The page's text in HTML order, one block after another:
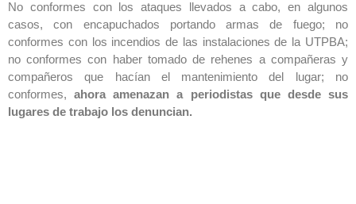
No conformes con los ataques llevados a cabo, en algunos
casos, con encapuchados portando armas de fuego; no
conformes con los incendios de las instalaciones de la UTPBA;
no conformes con haber tomado de rehenes a compañeras y
compañeros que hacían el mantenimiento del lugar; no
conformes,ahora amenazan a periodistas que desde sus
lugares de trabajo los denuncian.